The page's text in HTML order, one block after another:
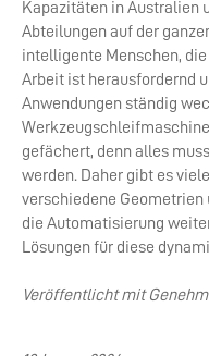
Kapazitäten in Australien
Abteilungen auf der
intelligente Menschen,
Arbeit ist herausfordernd
Anwendungen ständig
gefächert, denn alles
werden. Daher gibt es
verschiedene Geometrien
die Automatisierung
Lösungen für diese
Veröffentlicht mit